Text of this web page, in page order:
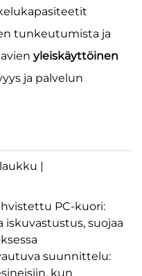
tunkeutumista ja
yleiskäyttöinen
ja palvelun
|
PC-kuori:
iskuvastustus, suojaa
suunnittelu:
kun